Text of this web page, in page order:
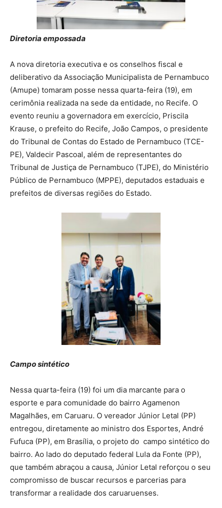
Diretoria empossada
A nova diretoria executiva e os conselhos fiscal e
deliberativo da Associação Municipalista de Pernambuco
(Amupe) tomaram posse nessa quarta-feira (19), em
cerimônia realizada na sede da entidade, no Recife. O
evento reuniu a governadora em exercício, Priscila
Krause, o prefeito do Recife, João Campos, o presidente
do Tribunal de Contas do Estado de Pernambuco (TCE-
PE), Valdecir Pascoal, além de representantes do
Tribunal de Justiça de Pernambuco (TJPE), do Ministério
Público de Pernambuco (MPPE), deputados estaduais e
prefeitos de diversas regiões do Estado.
Campo sintético
Nessa quarta-feira (19) foi um dia marcante para o
esporte e para comunidade do bairro Agamenon
Magalhães, em Caruaru. O vereador Júnior Letal (PP)
entregou, diretamente ao ministro dos Esportes, André
Fufuca (PP), em Brasília, o projeto do campo sintético do
bairro. Ao lado do deputado federal Lula da Fonte (PP),
que também abraçou a causa, Júnior Letal reforçou o seu
compromisso de buscar recursos e parcerias para
transformar a realidade dos caruaruenses.